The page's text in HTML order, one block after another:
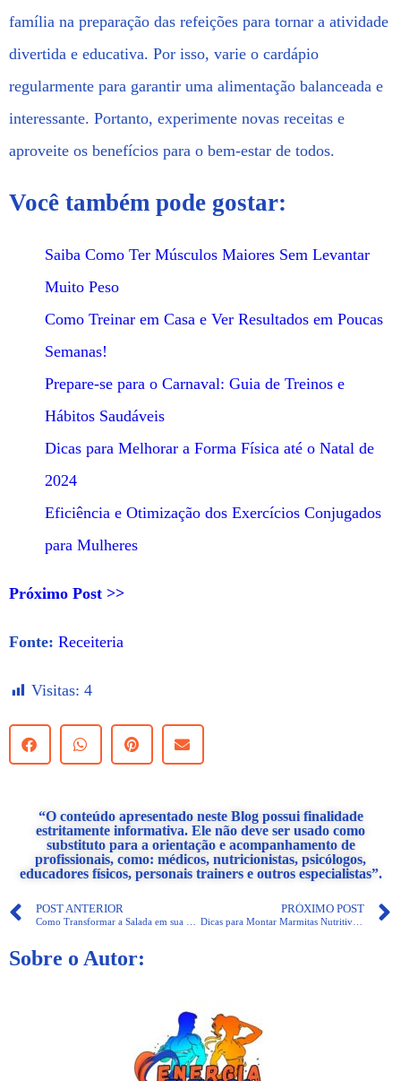
família na preparação das refeições para tornar a atividade
divertida e educativa. Por isso, varie o cardápio
regularmente para garantir uma alimentação balanceada e
interessante. Portanto, experimente novas receitas e
aproveite os benefícios para o bem-estar de todos.
Você também pode gostar:
Saiba Como Ter Músculos Maiores Sem Levantar
Muito Peso
Como Treinar em Casa e Ver Resultados em Poucas
Semanas!
Prepare-se para o Carnaval: Guia de Treinos e
Hábitos Saudáveis
Dicas para Melhorar a Forma Física até o Natal de
2024
Eficiência e Otimização dos Exercícios Conjugados
para Mulheres
Próximo Post >>
Fonte: Receiteria
Visitas: 4
“O conteúdo apresentado neste Blog possui finalidade
estritamente informativa. Ele não deve ser usado como
substituto para a orientação e acompanhamento de
profissionais, como: médicos, nutricionistas, psicólogos,
educadores físicos, personais trainers e outros especialistas”.
POST ANTERIOR PRÓXIMO POST
Dicas para Montar Marmitas Nutritivas Organizar sua Semana
Sobre o Autor: